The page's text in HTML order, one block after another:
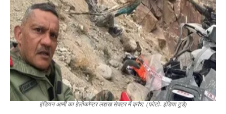
इंडियन आर्मी का हेलीकॉप्टर लद्दाख सेक्टर में क्रैश. (फोटो- इंडिया टुडे)